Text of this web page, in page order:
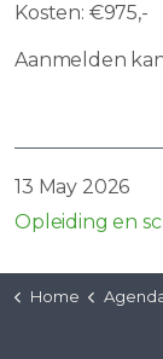
Kosten: €975,-
Aanmelden
13 May 2026
Opleiding en
Home Agenda